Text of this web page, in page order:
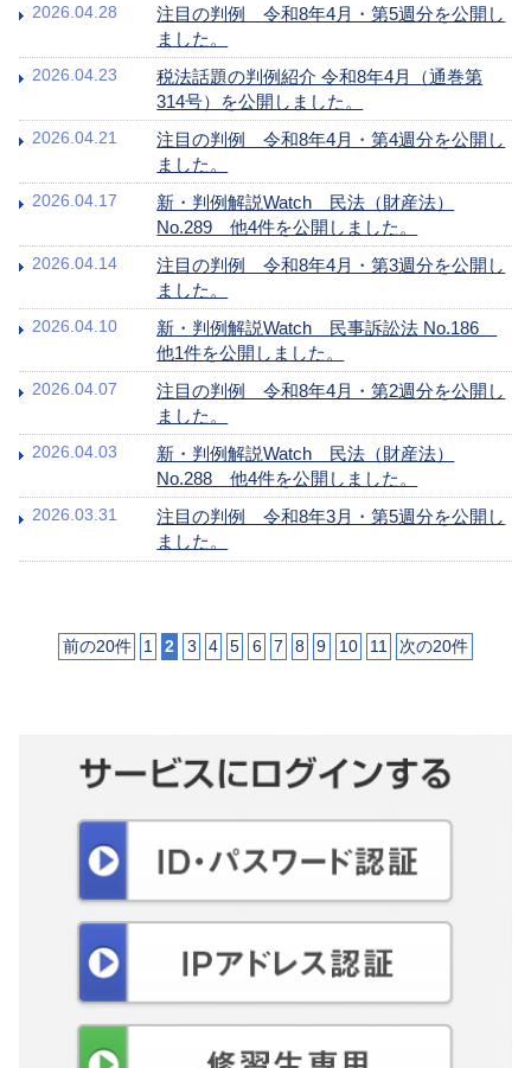
2026.04.28
注目の判例 令和8年4月・第5週分を公開し
ました。
2026.04.23
税法話題の判例紹介 令和8年4月（通巻第
314号）を公開しました。
2026.04.21
注目の判例 令和8年4月・第4週分を公開し
ました。
2026.04.17
新・判例解説Watch 民法（財産法）
No.289 他4件を公開しました。
2026.04.14
注目の判例 令和8年4月・第3週分を公開し
ました。
2026.04.10
新・判例解説Watch 民事訴訟法 No.186
他1件を公開しました。
2026.04.07
注目の判例 令和8年4月・第2週分を公開し
ました。
2026.04.03
新・判例解説Watch 民法（財産法）
No.288 他4件を公開しました。
2026.03.31
注目の判例 令和8年3月・第5週分を公開し
ました。
前の20件 1 2 3 4 5 6 7 8 9 10 11 次の20件